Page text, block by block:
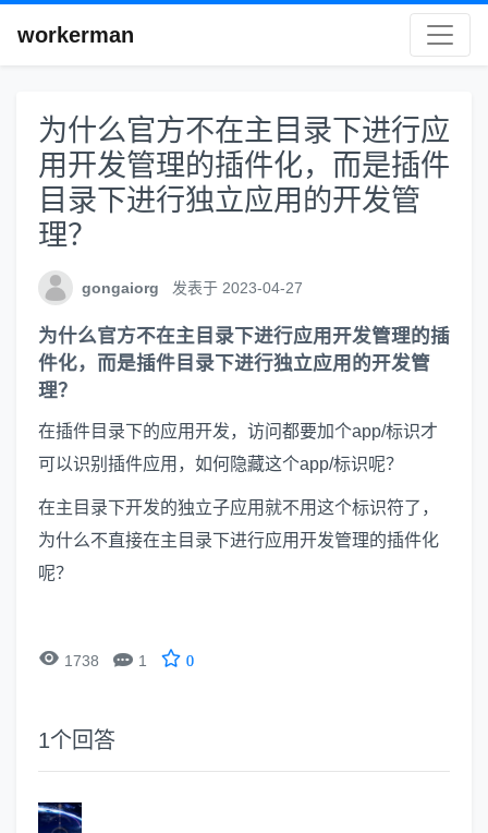
workerman
为什么官方不在主目录下进行应
用开发管理的插件化，而是插件
目录下进行独立应用的开发管
理？
gongaiorg 发表于 2023-04-27
为什么官方不在主目录下进行应用开发管理的插
件化，而是插件目录下进行独立应用的开发管
理？
在插件目录下的应用开发，访问都要加个app/标识才
可以识别插件应用，如何隐藏这个app/标识呢？
在主目录下开发的独立子应用就不用这个标识符了，
为什么不直接在主目录下进行应用开发管理的插件化
呢？
 1738  1 0
1个回答